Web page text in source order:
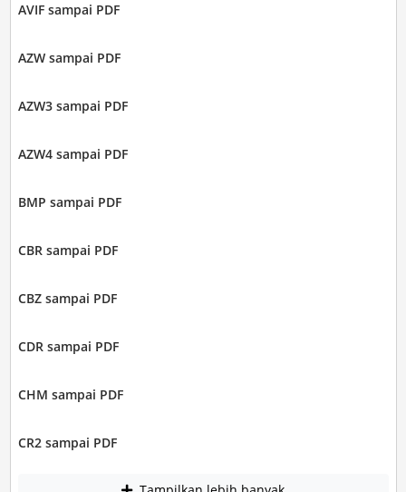
AVIF sampai PDF
AZW sampai PDF
AZW3 sampai PDF
AZW4 sampai PDF
BMP sampai PDF
CBR sampai PDF
CBZ sampai PDF
CDR sampai PDF
CHM sampai PDF
CR2 sampai PDF